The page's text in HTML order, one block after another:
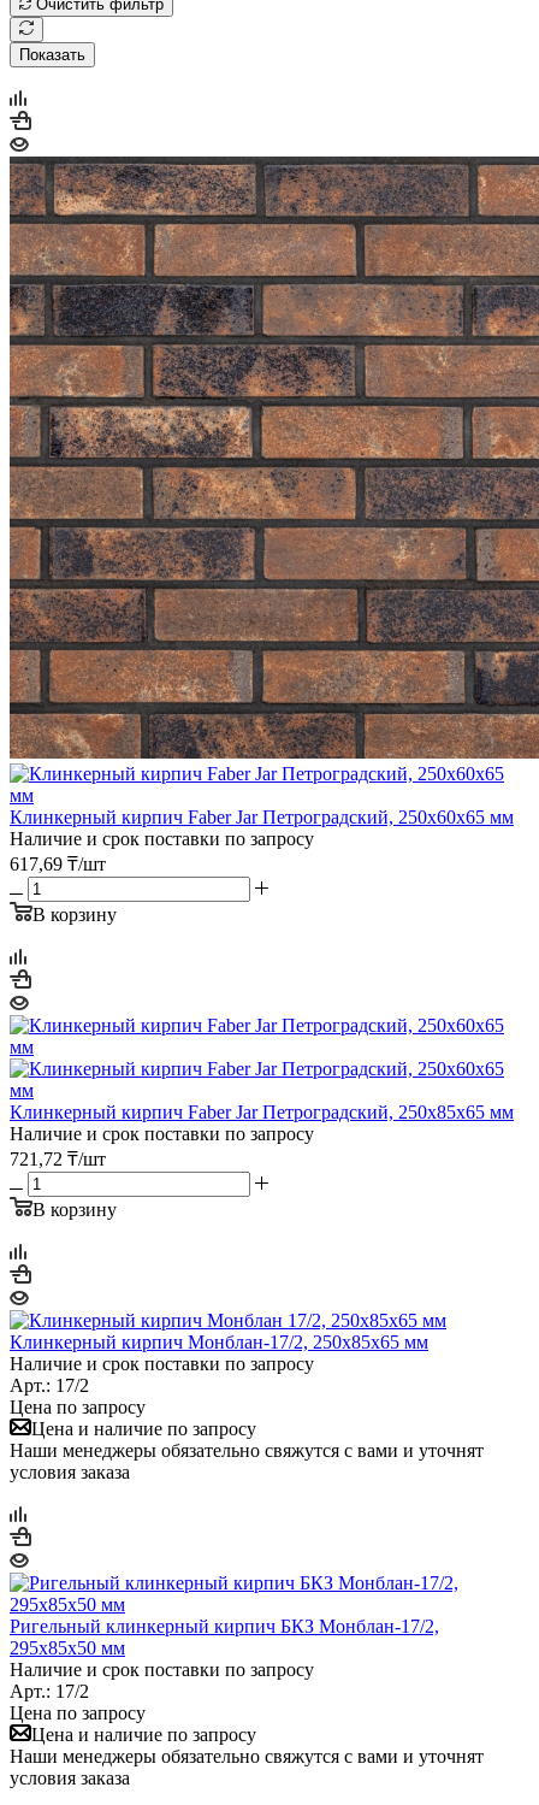
Очистить фильтр
Показать
Клинкерный кирпич Faber Jar Петроградский, 250х60х65 мм
Наличие и срок поставки по запросу
617,69 ₸/шт
В корзину
Клинкерный кирпич Faber Jar Петроградский, 250х85х65 мм
Наличие и срок поставки по запросу
721,72 ₸/шт
В корзину
Клинкерный кирпич Монблан-17/2, 250х85х65 мм
Наличие и срок поставки по запросу
Арт.: 17/2
Цена по запросу
Цена и наличие по запросу
Наши менеджеры обязательно свяжутся с вами и уточнят
условия заказа
Ригельный клинкерный кирпич БКЗ Монблан-17/2,
295х85х50 мм
Наличие и срок поставки по запросу
Арт.: 17/2
Цена по запросу
Цена и наличие по запросу
Наши менеджеры обязательно свяжутся с вами и уточнят
условия заказа